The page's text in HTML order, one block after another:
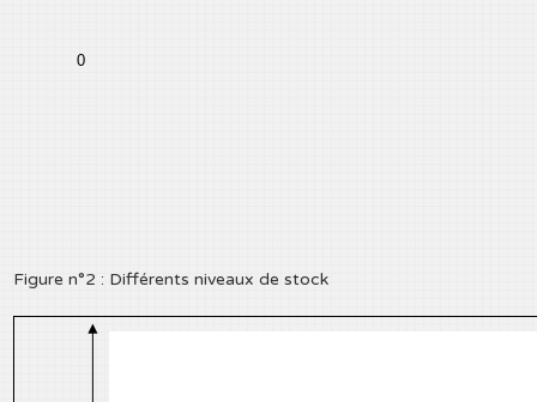
0
Figure n°2 : Différents niveaux de stock